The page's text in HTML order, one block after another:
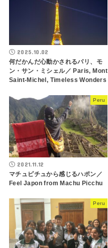
2025.10.02
何だかんだ心動かされるパリ、モ
ン・サン・ミシェル／ Paris, Mont
Saint-Michel, Timeless Wonders
Peru
2021.11.12
マチュピチュから感じるハポン／
Feel Japon from Machu Picchu
Peru